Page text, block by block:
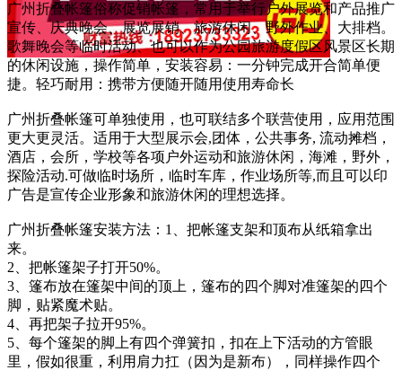
广州折叠帐篷俗称促销帐篷，常用于举行户外展览和产品推广
宣传、庆典晚会、展览展销、旅游休闲、野外作业、大排档。
歌舞晚会等临时活动、也可以作为公园旅游度假区风景区长期
的休闲设施，操作简单，安装容易：一分钟完成开合简单便
捷。轻巧耐用：携带方便随开随用使用寿命长
广州折叠帐篷可单独使用，也可联结多个联营使用，应用范围
更大更灵活。适用于大型展示会,团体，公共事务, 流动摊档，
酒店，会所，学校等各项户外运动和旅游休闲，海滩，野外，
探险活动.可做临时场所，临时车库，作业场所等,而且可以印
广告是宣传企业形象和旅游休闲的理想选择。
广州折叠帐篷安装方法：1、把帐篷支架和顶布从纸箱拿出
来。
2、把帐篷架子打开50%。
3、篷布放在篷架中间的顶上，篷布的四个脚对准篷架的四个
脚，贴紧魔术贴。
4、再把架子拉开95%。
5、每个篷架的脚上有四个弹簧扣，扣在上下活动的方管眼
里，假如很重，利用肩力扛（因为是新布），同样操作四个